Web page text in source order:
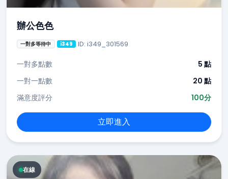
辦公色色
一對多等待中 i349 ID: i349_301569
一對多點數
5 點
一對一點數
20 點
滿意度評分
100分
立即進入
在線